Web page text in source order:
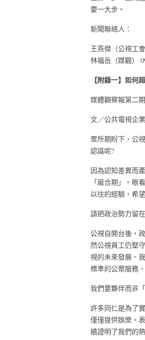
要一大步。
新聞聯絡人：
王燕傑（公視工
林福岳（媒觀）
【附錄一】如何
媒體觀察報第二期
文／公共電視企
眾所期盼下，公
認識呢?
因為認知差異而
「磨合期」。眼
以往的經驗，希
請把政治勢力留
公視自開台後，
然公視員工仍堅
視的未來發展。
標準的公眾服務
我們要夥伴而非「
許多同仁是為了
僅僅提供娛樂。
績證明了我們的